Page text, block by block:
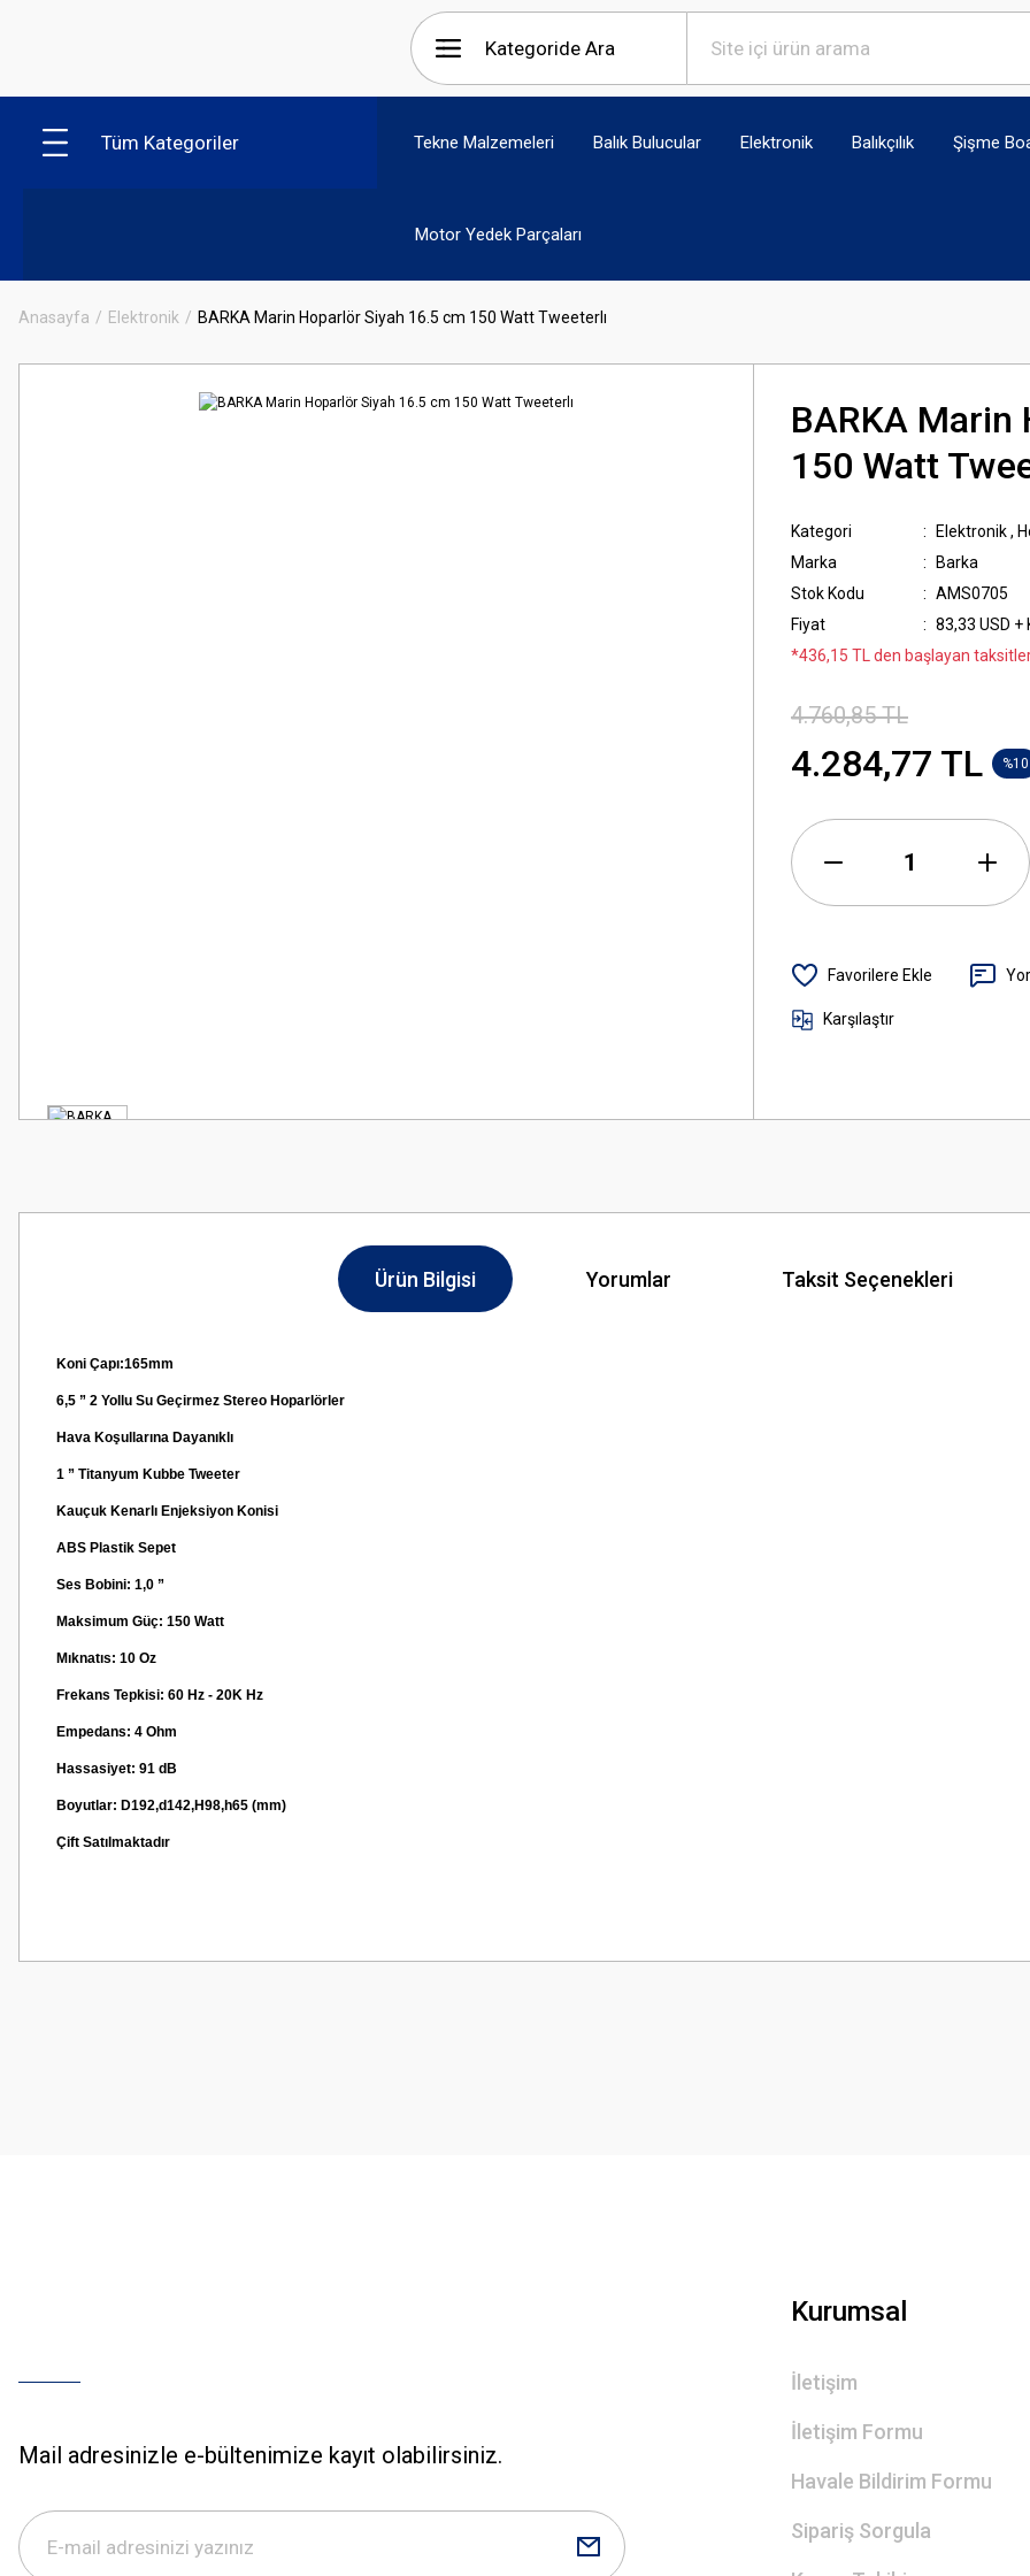
Tüm Kategoriler Tekne Malzemeleri Balık Bulucular Elektronik Balıkçılık Şişme
Motor Yedek Parçaları
Anasayfa Elektronik BARKA Marin Hoparlör Siyah 16.5 cm 150 Watt Tweeterlı
BARKA
150 Watt
Kategori Elektronik,
Marka
Barka
Stok Kodu
AMS0705
Fiyat
83,33 USD +
*436,15 TL den başlayan
4.760,85 TL
4.284,77 TL %10
Karşılaştır
Ürün Bilgisi Yorumlar Taksit Seçenekleri
Koni Çapı:165mm
6,5 ” 2 Yollu Su Geçirmez Stereo Hoparlörler
Hava Koşullarına Dayanıklı
1 ” Titanyum Kubbe Tweeter
Kauçuk Kenarlı Enjeksiyon Konisi
ABS Plastik Sepet
Ses Bobini: 1,0 ”
Maksimum Güç: 150 Watt
Mıknatıs: 10 Oz
Frekans Tepkisi: 60 Hz - 20K Hz
Empedans: 4 Ohm
Hassasiyet: 91 dB
Boyutlar: D192,d142,H98,h65 (mm)
Çift Satılmaktadır
Görüş ve önerileriniz için teşekkür ederiz.
Mail adresinizle e-bültenimize kayıt olabilirsiniz.
Kurumsal
İletişim
İletişim Formu
Havale Bildirim Formu
Sipariş Sorgula